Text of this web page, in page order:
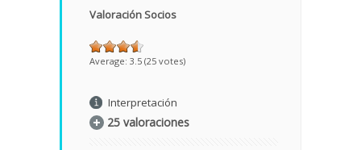
Valoración Socios
Average: 3.5 (25 votes)
Interpretación
25 valoraciones